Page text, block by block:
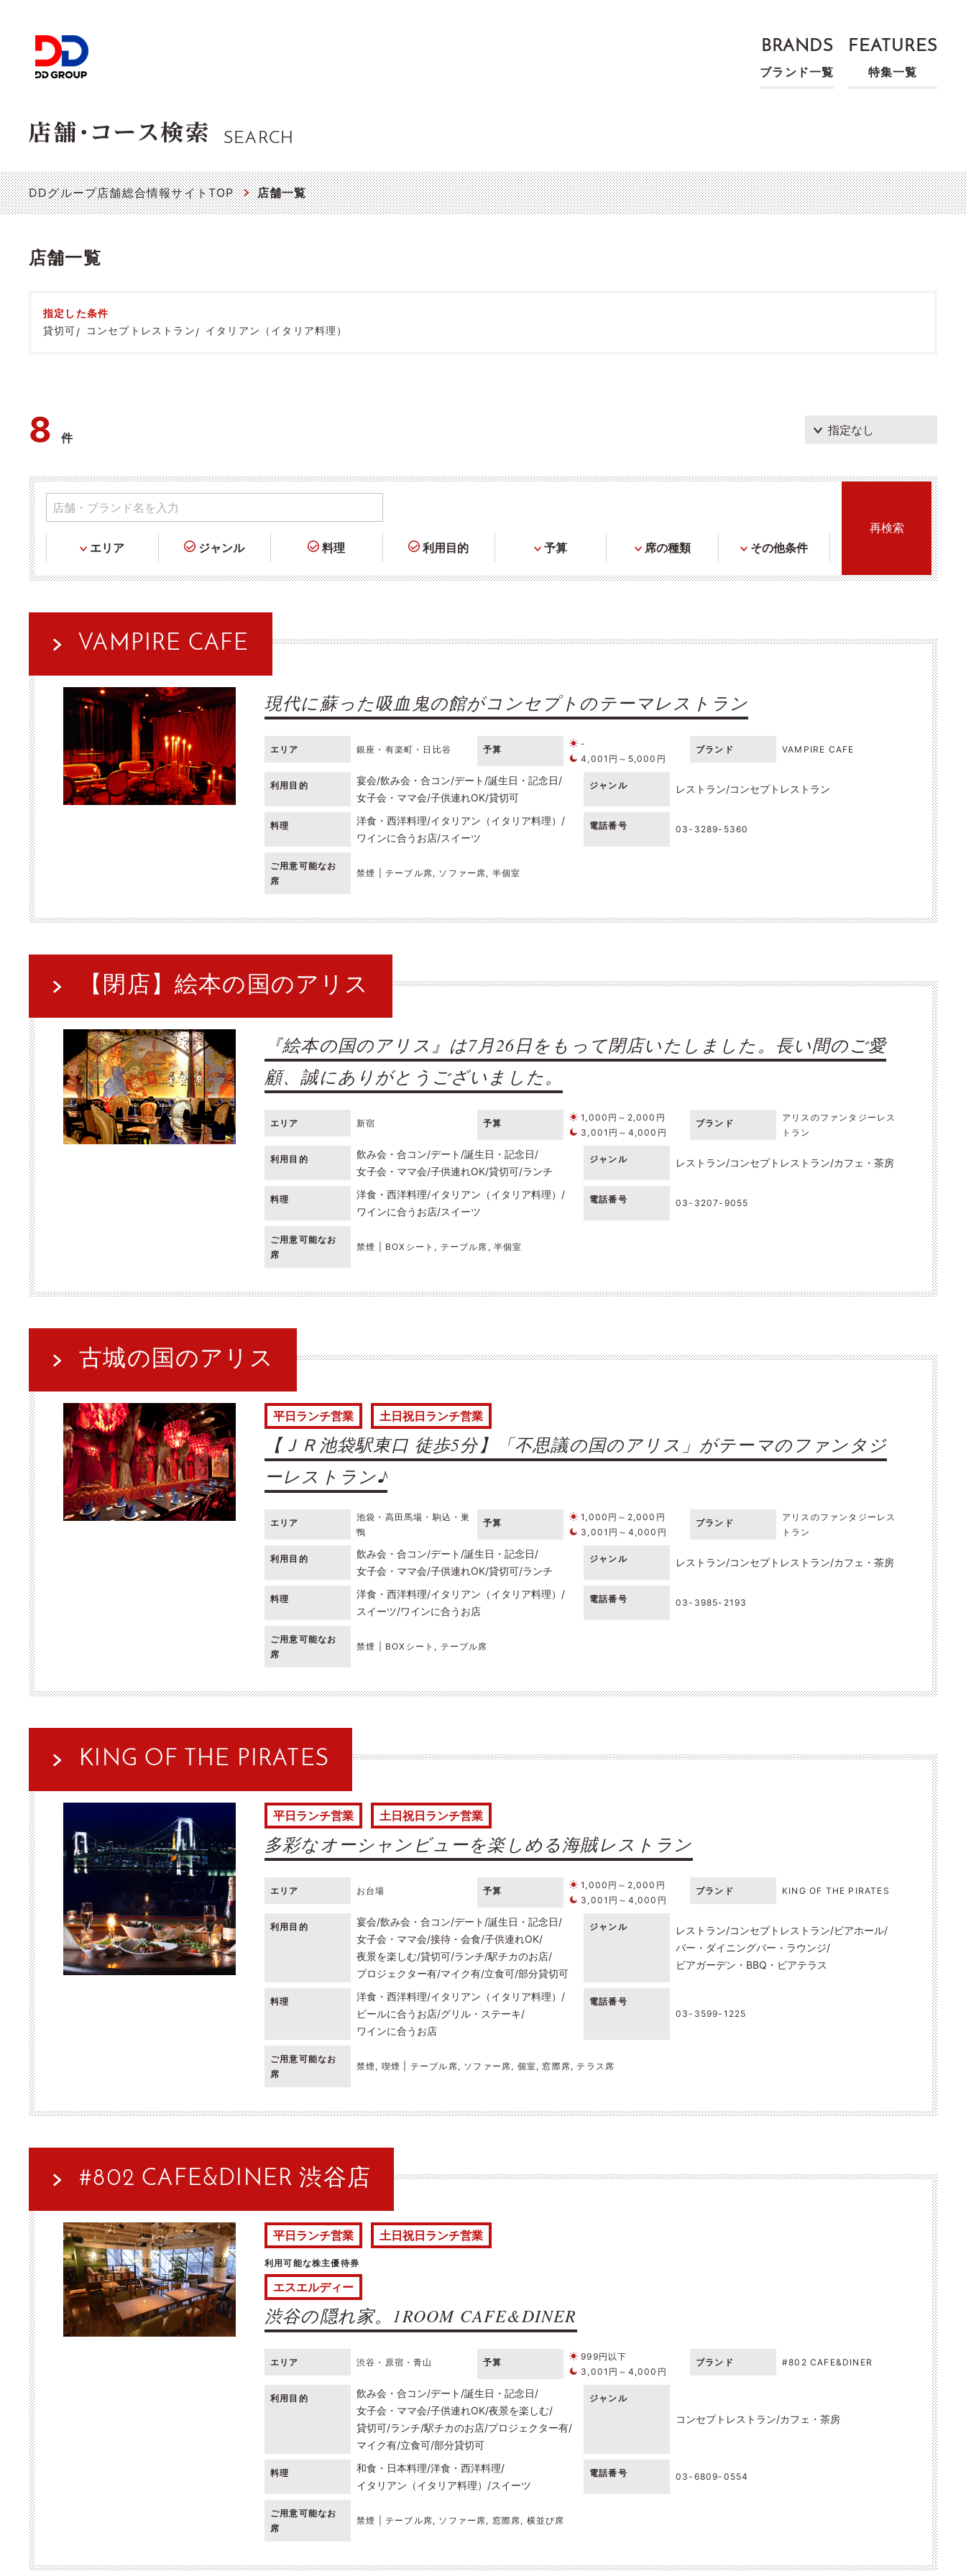
BRANDS
ブランド一覧
FEATURES
特集一覧
SEARCH
DDグループ店舗総合情報サイトTOP 店舗一覧
店舗一覧
指定した条件
貸切可
コンセプトレストラン イタリアン（イタリア料理）
8件
エリア ジャンル 料理 利用目的 予算 席の種類 その他条件
VAMPIRE CAFE
現代に蘇った吸血鬼の館がコンセプトのテーマレストラン
エリア 銀座・有楽町・日比谷 予算
-
4,001円～5,000円
ブランド VAMPIRE CAFE
利用目的 宴会 飲み会・合コン デート 誕生日・記念日
女子会・ママ会 子供連れOK 貸切可
ジャンル レストラン コンセプトレストラン
料理 洋食・西洋料理 イタリアン（イタリア料理）
ワインに合うお店 スイーツ
電話番号 03-3289-5360
ご用意可能なお
席
禁煙 | テーブル席, ソファー席, 半個室
【閉店】絵本の国のアリス
『絵本の国のアリス』は7月26日をもって閉店いたしました。長い間のご愛
顧、誠にありがとうございました。
エリア 新宿 予算
1,000円～2,000円
3,001円～4,000円
ブランド
アリスのファンタジーレス
トラン
利用目的 飲み会・合コン デート 誕生日・記念日
女子会・ママ会 子供連れOK 貸切可 ランチ
ジャンル レストラン コンセプトレストラン カフェ・茶房
料理 洋食・西洋料理 イタリアン（イタリア料理）
ワインに合うお店 スイーツ
電話番号 03-3207-9055
ご用意可能なお
席
禁煙 | BOXシート, テーブル席, 半個室
古城の国のアリス
平日ランチ営業 土日祝日ランチ営業
【ＪＲ池袋駅東口 徒歩5分】「不思議の国のアリス」がテーマのファンタジ
ーレストラン♪
エリア
池袋・高田馬場・駒込・巣
鴨
予算
1,000円～2,000円
3,001円～4,000円
ブランド
アリスのファンタジーレス
トラン
利用目的 飲み会・合コン デート 誕生日・記念日
女子会・ママ会 子供連れOK 貸切可 ランチ
ジャンル レストラン コンセプトレストラン カフェ・茶房
料理 洋食・西洋料理 イタリアン（イタリア料理）
スイーツ ワインに合うお店
電話番号 03-3985-2193
ご用意可能なお
席
禁煙 | BOXシート, テーブル席
KING OF THE PIRATES
平日ランチ営業 土日祝日ランチ営業
多彩なオーシャンビューを楽しめる海賊レストラン
エリア お台場 予算
1,000円～2,000円
3,001円～4,000円
ブランド KING OF THE PIRATES
利用目的 宴会 飲み会・合コン デート 誕生日・記念日
女子会・ママ会 接待・会食 子供連れOK
夜景を楽しむ 貸切可 ランチ 駅チカのお店
プロジェクター有 マイク有 立食可 部分貸切可
ジャンル レストラン コンセプトレストラン ビアホール
バー・ダイニングバー・ラウンジ
ビアガーデン・BBQ・ビアテラス
料理 洋食・西洋料理 イタリアン（イタリア料理）
ビールに合うお店 グリル・ステーキ
ワインに合うお店
電話番号
03-3599-1225
ご用意可能なお
席
禁煙, 喫煙 | テーブル席, ソファー席, 個室, 窓際席, テラス席
#802 CAFE&DINER 渋谷店
平日ランチ営業 土日祝日ランチ営業
利用可能な株主優待券
エスエルディー
渋谷の隠れ家。1ROOM CAFE&DINER
エリア 渋谷・原宿・青山 予算
999円以下
3,001円～4,000円
ブランド #802 CAFE&DINER
利用目的 飲み会・合コン デート 誕生日・記念日
女子会・ママ会 子供連れOK 夜景を楽しむ
貸切可 ランチ 駅チカのお店 プロジェクター有
マイク有 立食可 部分貸切可
ジャンル
コンセプトレストラン カフェ・茶房
料理 和食・日本料理 洋食・西洋料理
イタリアン（イタリア料理）
スイーツ
電話番号 03-6809-0554
ご用意可能なお
席
禁煙 | テーブル席, ソファー席, 窓際席, 横並び席